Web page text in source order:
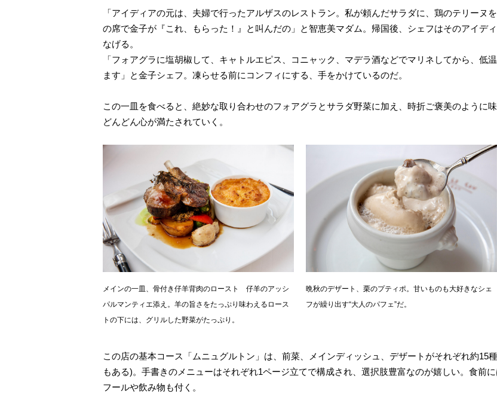
「アイディアの元は、夫婦で行ったアルザスのレストラン。私が頼んだサラダに、鶏のテリーヌ
の席で金子が『これ、もらった！』と叫んだの」と智恵美マダム。帰国後、シェフはそのアイデ
なげる。
「フォアグラに塩胡椒して、キャトルエピス、コニャック、マデラ酒などでマリネしてから、
ます」と金子シェフ。凍らせる前にコンフィにする、手をかけているのだ。
この一皿を食べると、絶妙な取り合わせのフォアグラとサラダ野菜に加え、時折ご褒美のように
どんどん心が満たされていく。
メインの一皿、骨付き仔羊背肉のロースト 仔羊のアッシ
パルマンティエ添え。羊の旨さをたっぷり味わえるロース
トの下には、グリルした野菜がたっぷり。
晩秋のデザート、栗のプティポ。甘いものも大好きなシェ
フが繰り出す“大人のパフェ”だ。
この店の基本コース「ムニュグルトン」は、前菜、メインディッシュ、デザートがそれぞれ約15
もある)。手書きのメニューはそれぞれ1ページ立てで構成され、選択肢豊富なのが嬉しい。食前
フールや飲み物も付く。